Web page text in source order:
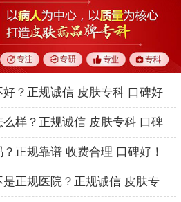
？正规诚信 皮肤专科 口碑好
样？正规诚信 皮肤专科 口碑
正规靠谱 收费合理 口碑好！
正规医院？正规诚信 皮肤专